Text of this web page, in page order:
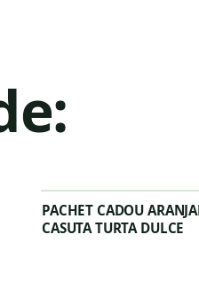
PACHET CADOU
CASUTA TURTA DULCE